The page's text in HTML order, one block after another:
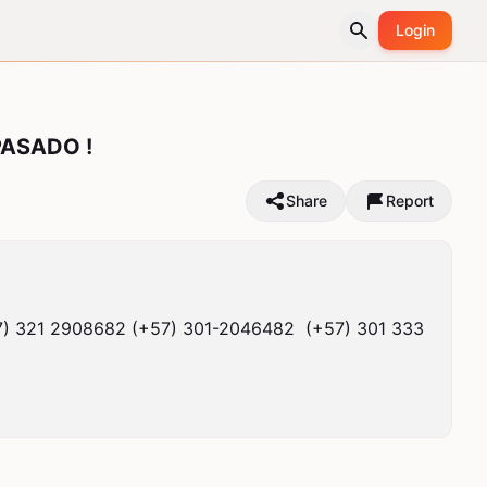
Login
!
Share Report
321 2908682 (+57) 301-2046482  (+57) 301 333